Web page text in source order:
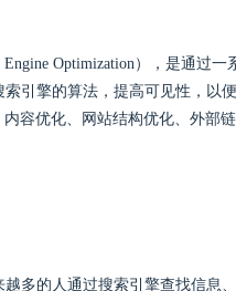
Engine Optimization），是通过
引擎的算法，提高可见性，以
容优化、网站结构优化、外部
多的人通过搜索引擎查找信息